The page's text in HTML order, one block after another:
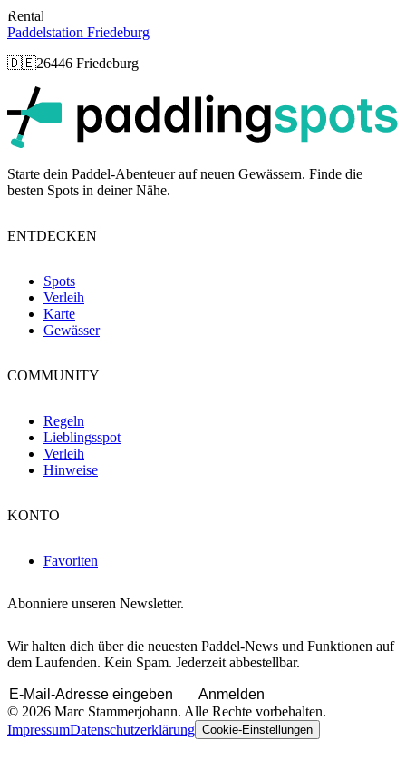
Rental
Paddelstation Friedeburg
🇩🇪26446 Friedeburg
Starte dein Paddel-Abenteuer auf neuen Gewässern. Finde die
besten Spots in deiner Nähe.
ENTDECKEN
Spots
Verleih
Karte
Gewässer
COMMUNITY
Regeln
Lieblingsspot
Verleih
Hinweise
KONTO
Favoriten
Abonniere unseren Newsletter.
Wir halten dich über die neuesten Paddel-News und Funktionen auf
dem Laufenden. Kein Spam. Jederzeit abbestellbar.
Anmelden
© 2026 Marc Stammerjohann. Alle Rechte vorbehalten.
ImpressumDatenschutzerklärung Cookie-Einstellungen